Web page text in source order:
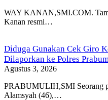
WAY KANAN,SMI.COM.
Kanan resmi…
Diduga Gunakan Cek Giro
Dilaporkan ke Polres
Agustus 3, 2026
PRABUMULIH,SMI Seorang
Alamsyah (46),…